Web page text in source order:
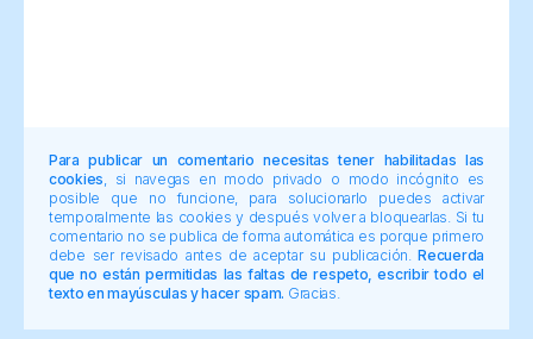
Para publicar un comentario necesitas tener habilitadas las
cookies , si navegas en modo privado o modo incógnito es
posible que no funcione, para solucionarlo puedes activar
temporalmente las cookies y después volver a bloquearlas. Si tu
comentario no se publica de forma automática es porque primero
debe ser revisado antes de aceptar su publicación.Recuerda
que no están permitidas las faltas de respeto, escribir todo el
texto en mayúsculas y hacer spam. Gracias.